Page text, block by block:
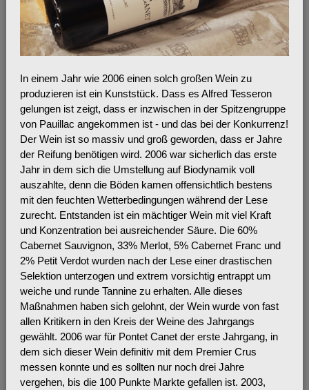
In einem Jahr wie 2006 einen solch großen Wein zu
produzieren ist ein Kunststück. Dass es Alfred Tesseron
gelungen ist zeigt, dass er inzwischen in der Spitzengruppe
von Pauillac angekommen ist - und das bei der Konkurrenz!
Der Wein ist so massiv und groß geworden, dass er Jahre
der Reifung benötigen wird. 2006 war sicherlich das erste
Jahr in dem sich die Umstellung auf Biodynamik voll
auszahlte, denn die Böden kamen offensichtlich bestens
mit den feuchten Wetterbedingungen während der Lese
zurecht. Entstanden ist ein mächtiger Wein mit viel Kraft
und Konzentration bei ausreichender Säure. Die 60%
Cabernet Sauvignon, 33% Merlot, 5% Cabernet Franc und
2% Petit Verdot wurden nach der Lese einer drastischen
Selektion unterzogen und extrem vorsichtig entrappt um
weiche und runde Tannine zu erhalten. Alle dieses
Maßnahmen haben sich gelohnt, der Wein wurde von fast
allen Kritikern in den Kreis der Weine des Jahrgangs
gewählt. 2006 war für Pontet Canet der erste Jahrgang, in
dem sich dieser Wein definitiv mit dem Premier Crus
messen konnte und es sollten nur noch drei Jahre
vergehen, bis die 100 Punkte Markte gefallen ist. 2003,